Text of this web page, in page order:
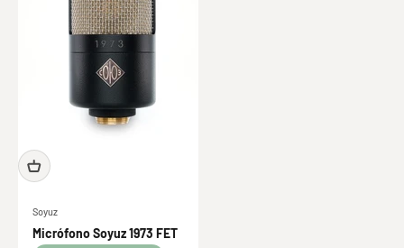
Soyuz
Micrófono Soyuz 1973 FET